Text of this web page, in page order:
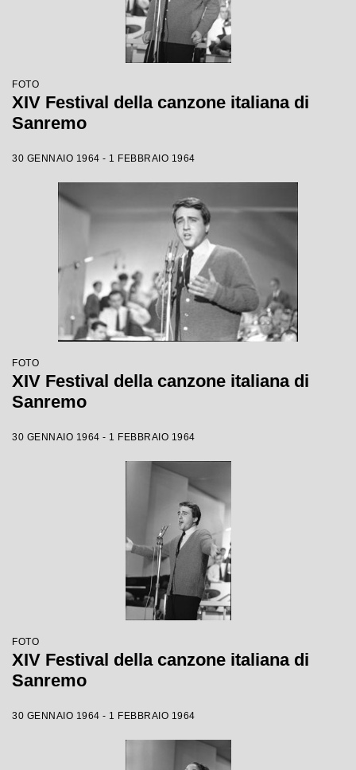
FOTO
XIV Festival della canzone italiana di
Sanremo
30 GENNAIO 1964 - 1 FEBBRAIO 1964
FOTO
XIV Festival della canzone italiana di
Sanremo
30 GENNAIO 1964 - 1 FEBBRAIO 1964
FOTO
XIV Festival della canzone italiana di
Sanremo
30 GENNAIO 1964 - 1 FEBBRAIO 1964